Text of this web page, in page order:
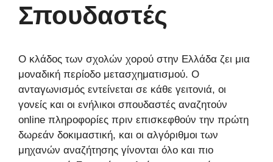
Σπουδαστές
Ο κλάδος των σχολών χορού στην Ελλάδα ζει μια
μοναδική περίοδο μετασχηματισμού. Ο
ανταγωνισμός εντείνεται σε κάθε γειτονιά, οι
γονείς και οι ενήλικοι σπουδαστές αναζητούν
online πληροφορίες πριν επισκεφθούν την πρώτη
δωρεάν δοκιμαστική, και οι αλγόριθμοι των
μηχανών αναζήτησης γίνονται όλο και πιο